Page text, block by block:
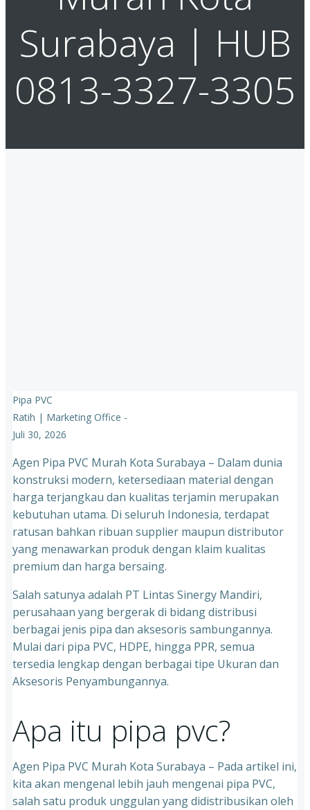
Surabaya | HUB
0813-3327-3305
Pipa PVC
Ratih | Marketing Office -
Juli 30, 2026
Agen Pipa PVC Murah Kota Surabaya – Dalam dunia
konstruksi modern, ketersediaan material dengan
harga terjangkau dan kualitas terjamin merupakan
kebutuhan utama. Di seluruh Indonesia, terdapat
ratusan bahkan ribuan supplier maupun distributor
yang menawarkan produk dengan klaim kualitas
premium dan harga bersaing.
Salah satunya adalah PT Lintas Sinergy Mandiri,
perusahaan yang bergerak di bidang distribusi
berbagai jenis pipa dan aksesoris sambungannya.
Mulai dari pipa PVC, HDPE, hingga PPR, semua
tersedia lengkap dengan berbagai tipe Ukuran dan
Aksesoris Penyambungannya.
Apa itu pipa pvc?
Agen Pipa PVC Murah Kota Surabaya – Pada artikel ini,
kita akan mengenal lebih jauh mengenai pipa PVC,
salah satu produk unggulan yang didistribusikan oleh